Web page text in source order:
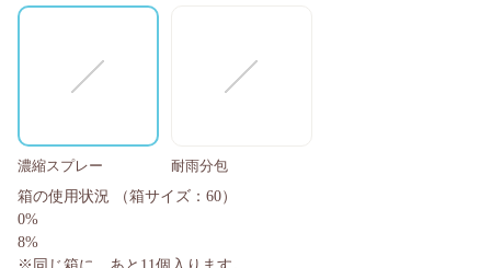
濃縮スプレー 耐雨分包
箱の使用状況
（箱サイズ：60）
0%
8%